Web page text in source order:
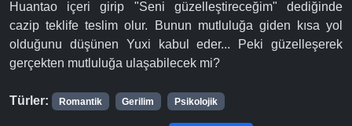
Huantao içeri girip "Seni güzelleştireceğim" dediğinde
cazip teklife teslim olur. Bunun mutluluğa giden kısa yol
olduğunu düşünen Yuxi kabul eder... Peki güzelleşerek
gerçekten mutluluğa ulaşabilecek mi?
Türler: Romantik Gerilim Psikolojik